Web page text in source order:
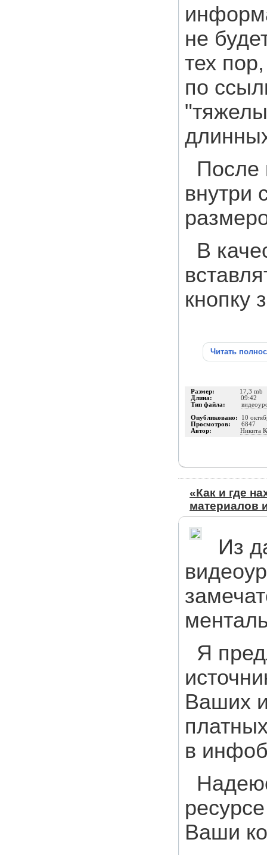
не
тех
по
После
внутри
В
кнопку
Читать
Размер: 17,3 mb
Длина: 09:42
Тип файла:
Опубликовано: 10
Просмотров: 6847
Автор: Никита
«Как и где
материалов
Из
Я
Ваших
в
Ваши